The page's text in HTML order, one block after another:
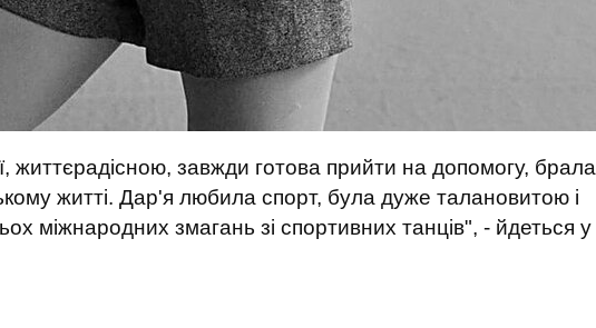
життєрадісною, завжди готова прийти на допомогу, брала
житті. Дар'я любила спорт, була дуже талановитою і
міжнародних змагань зі спортивних танців", - йдеться у